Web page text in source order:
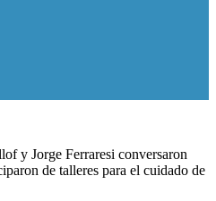
y Jorge Ferraresi conversaron
de talleres para el cuidado de